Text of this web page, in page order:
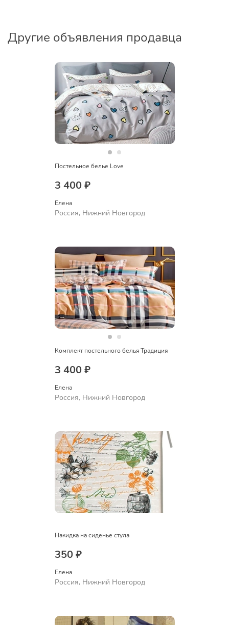
Другие объявления продавца
Постельное белье Love
3 400 ₽
Елена
Россия, Нижний Новгород
Комплект постельного белья Традиция
3 400 ₽
Елена
Россия, Нижний Новгород
Накидка на сиденье стула
350 ₽
Елена
Россия, Нижний Новгород